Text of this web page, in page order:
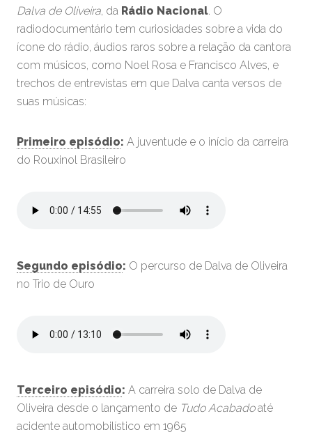
Dalva de Oliveira , da Rádio Nacional . O
radiodocumentário tem curiosidades sobre a vida do
ícone do rádio, áudios raros sobre a relação da cantora
com músicos, como Noel Rosa e Francisco Alves, e
trechos de entrevistas em que Dalva canta versos de
suas músicas:
Primeiro episódio: A juventude e o início da carreira
do Rouxinol Brasileiro
Segundo episódio: O percurso de Dalva de Oliveira
no Trio de Ouro
Terceiro episódio: A carreira solo de Dalva de
Oliveira desde o lançamento de Tudo Acabadoaté
acidente automobilístico em 1965